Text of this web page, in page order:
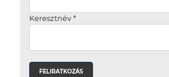
Keresztnév *